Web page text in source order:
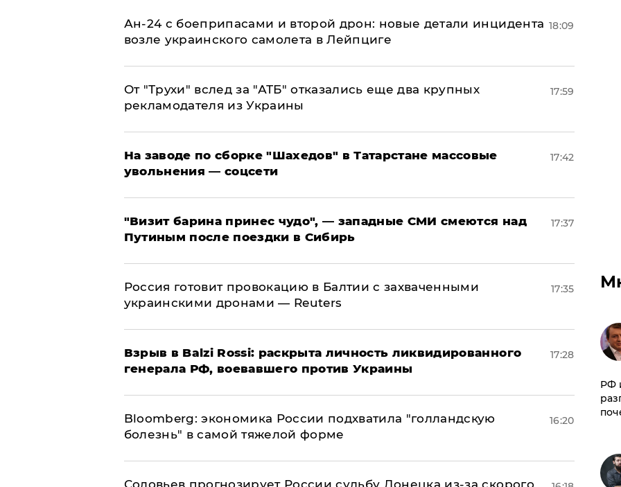
Ан-24 с боеприпасами и второй дрон: новые детали инцидента
возле украинского самолета в Лейпциге
18:09
От "Трухи" вслед за "АТБ" отказались еще два крупных
рекламодателя из Украины
17:59
На заводе по сборке "Шахедов" в Татарстане массовые
увольнения — соцсети
17:42
"Визит барина принес чудо", — западные СМИ смеются над
Путиным после поездки в Сибирь
17:37
​Россия готовит провокацию в Балтии с захваченными
украинскими дронами — Reuters
17:35
​Взрыв в Balzi Rossi: раскрыта личность ликвидированного
генерала РФ, воевавшего против Украины
17:28
Bloomberg: экономика России подхватила "голландскую
болезнь" в самой тяжелой форме
16:20
Соловьев прогнозирует России судьбу Донецка из-за скорого
РФ